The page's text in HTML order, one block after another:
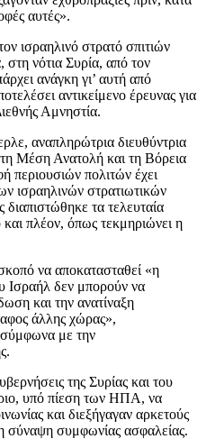
αυτές».
ισραηλινό στρατό σπιτιών
στη νότια Συρία, από τον
ανάγκη γι’ αυτή από
αντικείμενο έρευνας για
Αμνηστία.
αναπληρώτρια διευθύντρια
Μέση Ανατολή και τη Βόρεια
περιουσιών πολιτών έχει
ισραηλινών στρατιωτικών
τα τελευταία
πλέον, όπως τεκμηριώνει η
να αποκατασταθεί «η
Ισραήλ δεν μπορούν να
και την ανατίναξη
άλλης χώρας»,
με την
της Συρίας και του
υπό πίεση των ΗΠΑ, να
και διεξήγαγαν αρκετούς
σύναψη συμφωνίας ασφαλείας.